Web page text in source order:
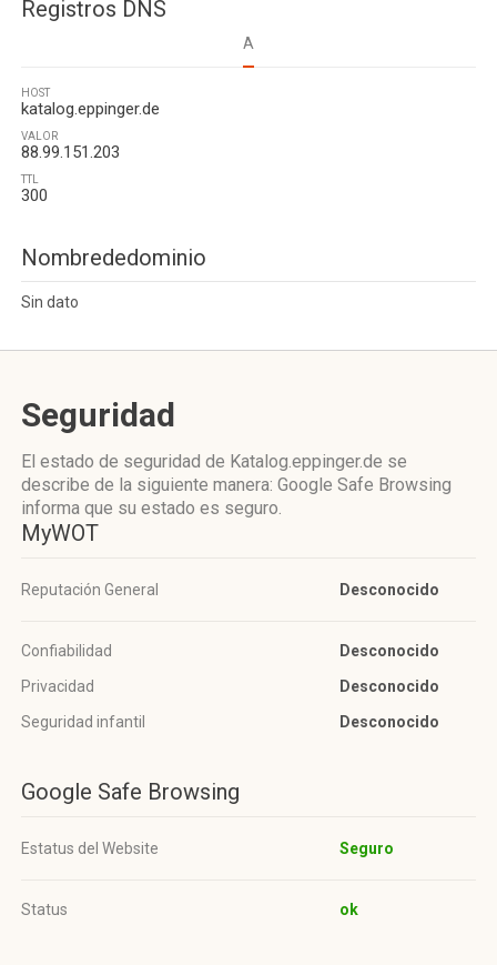
Registros DNS
A
HOST
katalog.eppinger.de
VALOR
88.99.151.203
TTL
300
Nombrededominio
Sin dato
Seguridad
El estado de seguridad de Katalog.eppinger.de se
describe de la siguiente manera: Google Safe Browsing
informa que su estado es seguro.
MyWOT
Reputación General Desconocido
Confiabilidad
Desconocido
Privacidad
Desconocido
Seguridad infantil
Desconocido
Google Safe Browsing
Estatus del Website Seguro
Status ok